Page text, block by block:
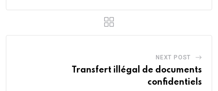
NEXT POST
Transfert illégal de documents
confidentiels